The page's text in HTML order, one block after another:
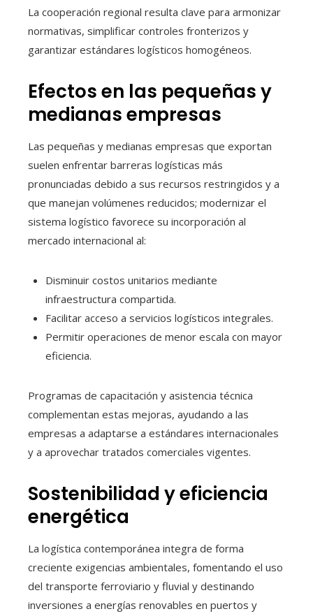
La cooperación regional resulta clave para armonizar
normativas, simplificar controles fronterizos y
garantizar estándares logísticos homogéneos.
Efectos en las pequeñas y
medianas empresas
Las pequeñas y medianas empresas que exportan
suelen enfrentar barreras logísticas más
pronunciadas debido a sus recursos restringidos y a
que manejan volúmenes reducidos; modernizar el
sistema logístico favorece su incorporación al
mercado internacional al:
Disminuir costos unitarios mediante
infraestructura compartida.
Facilitar acceso a servicios logísticos integrales.
Permitir operaciones de menor escala con mayor
eficiencia.
Programas de capacitación y asistencia técnica
complementan estas mejoras, ayudando a las
empresas a adaptarse a estándares internacionales
y a aprovechar tratados comerciales vigentes.
Sostenibilidad y eficiencia
energética
La logística contemporánea integra de forma
creciente exigencias ambientales, fomentando el uso
del transporte ferroviario y fluvial y destinando
inversiones a energías renovables en puertos y